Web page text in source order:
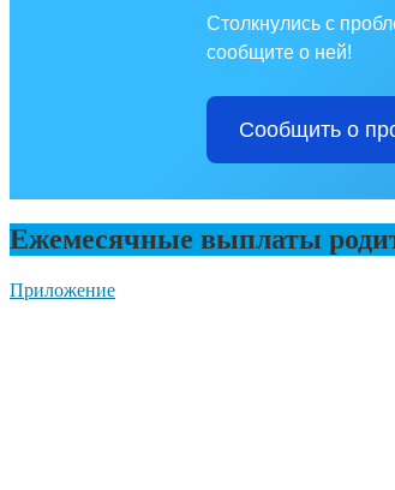
Столкнулись с
сообщите о ней!
Сообщить о
Ежемесячные выплаты
Приложение